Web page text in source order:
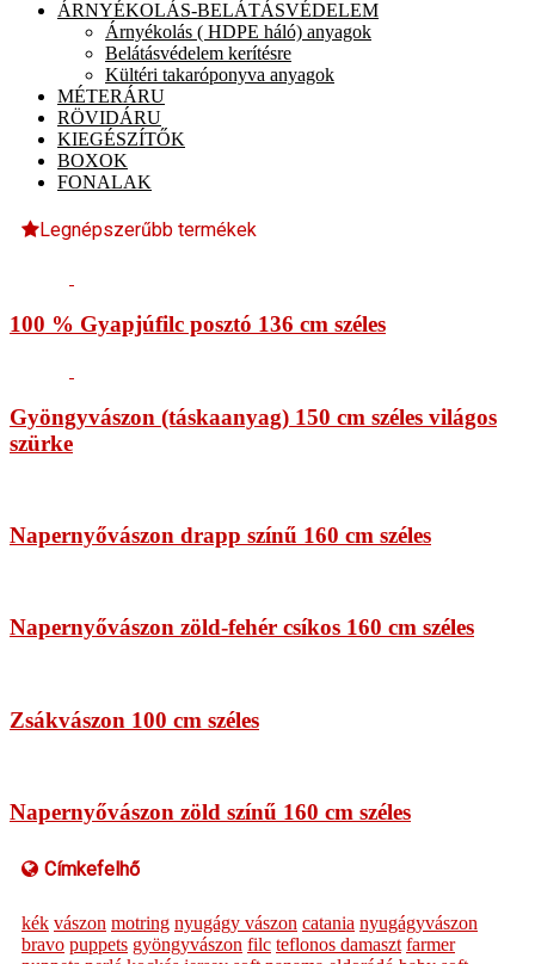
ÁRNYÉKOLÁS-BELÁTÁSVÉDELEM
Árnyékolás ( HDPE háló) anyagok
Belátásvédelem kerítésre
Kültéri takaróponyva anyagok
MÉTERÁRU
RÖVIDÁRU
KIEGÉSZÍTŐK
BOXOK
FONALAK
Legnépszerűbb termékek
100 % Gyapjúfilc posztó 136 cm széles
Gyöngyvászon (táskaanyag) 150 cm széles világos
szürke
Napernyővászon drapp színű 160 cm széles
Napernyővászon zöld-fehér csíkos 160 cm széles
Zsákvászon 100 cm széles
Napernyővászon zöld színű 160 cm széles
Címkefelhő
kék vászon motring nyugágy vászon catania nyugágyvászon
bravo puppets gyöngyvászon filc teflonos damaszt farmer